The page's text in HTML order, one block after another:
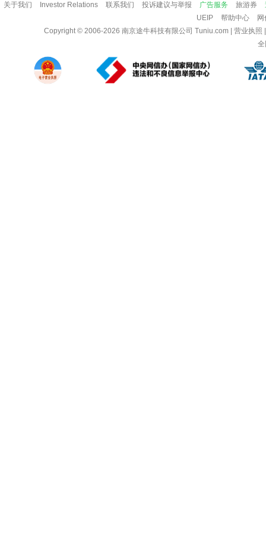
关于我们
Investor Relations 联系我们 投诉建议与举报 广告服务 旅游券
UEIP
帮助中心
Copyright © 2006-2026南京途牛科技有限公司 Tuniu.com |营业执照